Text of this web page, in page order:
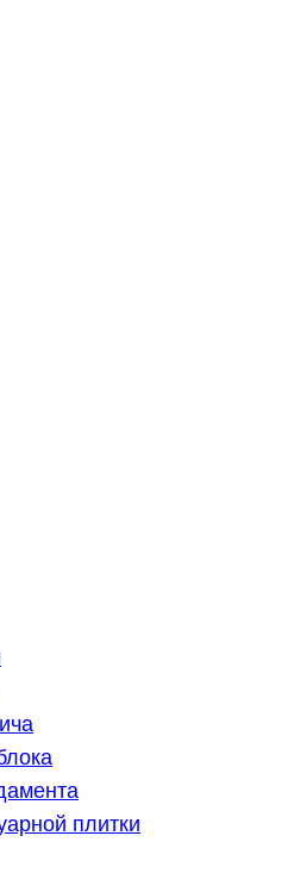
плитки